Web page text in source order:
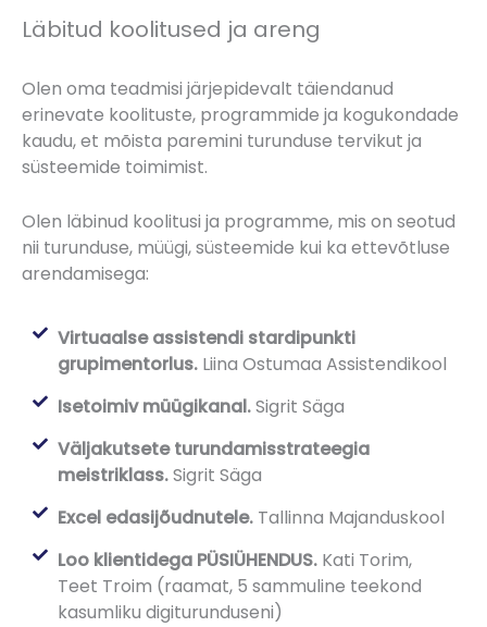
Läbitud koolitused ja areng
Olen oma teadmisi järjepidevalt täiendanud
erinevate koolituste, programmide ja kogukondade
kaudu, et mõista paremini turunduse tervikut ja
süsteemide toimimist.
Olen läbinud koolitusi ja programme, mis on seotud
nii turunduse, müügi, süsteemide kui ka ettevõtluse
arendamisega:
Virtuaalse assistendi stardipunkti
grupimentorlus.Liina Ostumaa Assistendikool
Isetoimiv müügikanal.Sigrit Säga
Väljakutsete turundamisstrateegia
meistriklass.Sigrit Säga
Excel edasijõudnutele.Tallinna Majanduskool
Loo klientidega PÜSIÜHENDUS.Kati Torim,
Teet Troim (raamat, 5 sammuline teekond
kasumliku digiturunduseni)